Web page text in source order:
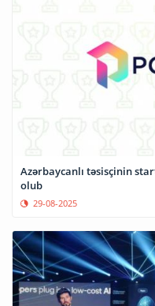
Azərbaycanlı təsisçinin
olub
29-08-2025